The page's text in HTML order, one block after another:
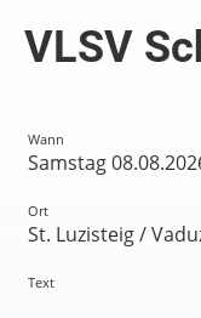
VLSV
Wann
Samstag
Ort
St. Luzisteig /
Text